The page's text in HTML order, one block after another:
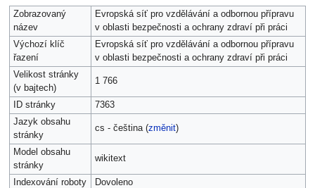
navigaci
vyhledávání
Zobrazovaný
název
Evropská síť pro vzdělávání a odbornou přípravu
v oblasti bezpečnosti a ochrany zdraví při práci
Výchozí klíč
řazení
Evropská síť pro vzdělávání a odbornou přípravu
v oblasti bezpečnosti a ochrany zdraví při práci
Velikost stránky
(v bajtech)
1 766
ID stránky
7363
Jazyk obsahu
stránky
cs - čeština (změnit)
Model obsahu
stránky
wikitext
Indexování roboty
Dovoleno